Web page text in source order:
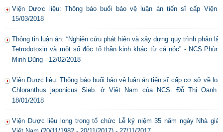
Viện Dược liệu: Thông báo buổi bảo vệ luận án tiến sĩ cấp Viện -
15/03/2018
Thông tin luận án: “Nghiên cứu phát hiện và xây dựng quy trình phân lập
Tetrodotoxin và một số độc tố thần kinh khác từ cá nóc” - NCS.Phùng
Minh Dũng - 12/02/2018
Viện Dược liệu: Thông báo buổi bảo vệ luận án tiến sĩ cấp cơ sở về loài
Chloranthus japonicus Sieb. ở Việt Nam của NCS. Đỗ Thị Oanh -
18/01/2018
Viện Dược liệu long trọng tổ chức Lễ kỷ niệm 35 năm ngày Nhà giáo